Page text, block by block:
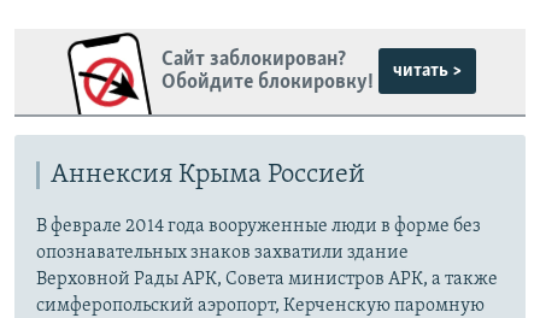
Сайт заблокирован?
Обойдите блокировку!
читать >
Аннексия Крыма Россией
В феврале 2014 года вооруженные люди в форме без
опознавательных знаков захватили здание
Верховной Рады АРК, Совета министров АРК, а также
симферопольский аэропорт, Керченскую паромную